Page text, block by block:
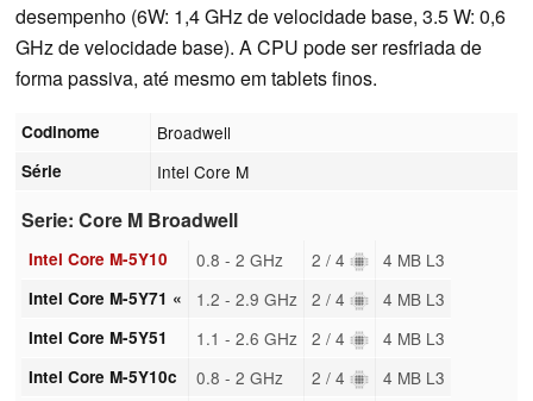
desempenho (6W: 1,4 GHz de velocidade base, 3.5 W: 0,6
GHz de velocidade base). A CPU pode ser resfriada de
forma passiva, até mesmo em tablets finos.
Codinome Broadwell
Série Intel Core M
Serie: Core M Broadwell
Intel Core M-5Y10 0.8 - 2 GHz 2 / 4 4 MB L3
Intel Core M-5Y71 « 1.2 - 2.9 GHz 2 / 4 4 MB L3
Intel Core M-5Y51 1.1 - 2.6 GHz 2 / 4 4 MB L3
Intel Core M-5Y10c 0.8 - 2 GHz 2 / 4 4 MB L3